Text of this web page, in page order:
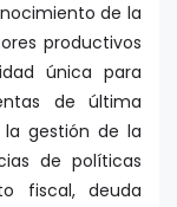
de la
productivos
única para
de última
gestión de la
de políticas
fiscal, deuda